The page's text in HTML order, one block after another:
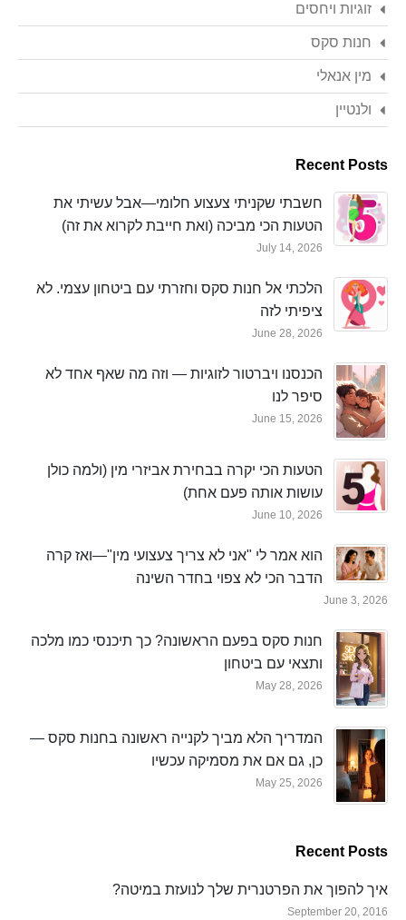
זוגיות ויחסים
חנות סקס
מין אנאלי
ולנטיין
Recent Posts
חשבתי שקניתי צעצוע חלומי—אבל עשיתי את
הטעות הכי מביכה (ואת חייבת לקרוא את זה)
July 14, 2026
הלכתי אל חנות סקס וחזרתי עם ביטחון עצמי. לא
ציפיתי לזה
June 28, 2026
הכנסנו ויברטור לזוגיות — וזה מה שאף אחד לא
סיפר לנו
June 15, 2026
הטעות הכי יקרה בבחירת אביזרי מין (ולמה כולן
עושות אותה פעם אחת)
June 10, 2026
הוא אמר לי "אני לא צריך צעצועי מין"—ואז קרה
הדבר הכי לא צפוי בחדר השינה
June 3, 2026
חנות סקס בפעם הראשונה? כך תיכנסי כמו מלכה
ותצאי עם ביטחון
May 28, 2026
המדריך הלא מביך לקנייה ראשונה בחנות סקס —
כן, גם אם את מסמיקה עכשיו
May 25, 2026
Recent Posts
איך להפוך את הפרטנרית שלך לנועזת במיטה?
September 20, 2016